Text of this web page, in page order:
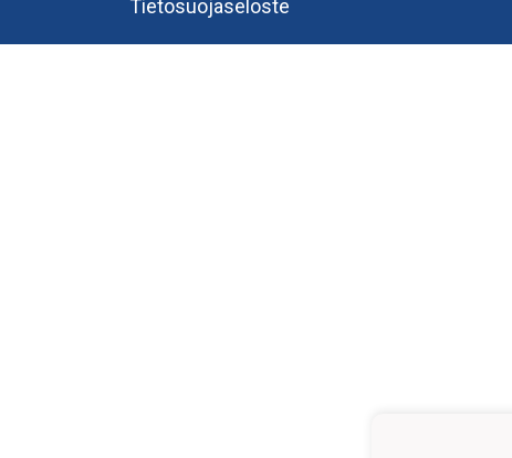
Tietosuojaseloste